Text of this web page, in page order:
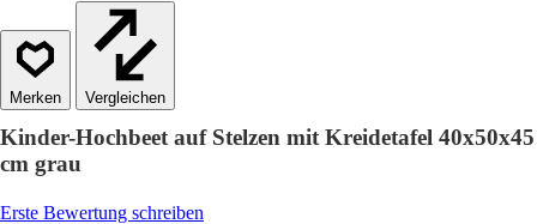
Vergleichen
Kinder-Hochbeet auf Stelzen mit Kreidetafel 40x50x45
cm grau
Erste Bewertung schreiben